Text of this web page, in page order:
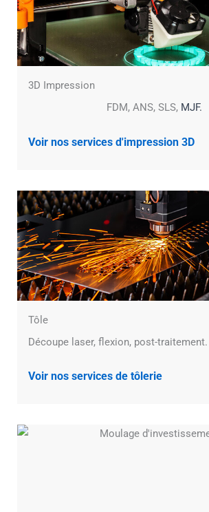
3D Impression
FDM, ANS, SLS, MJF.
Voir nos services d'impression 3D
Tôle
Découpe laser, flexion, post-traitement.
Voir nos services de tôlerie